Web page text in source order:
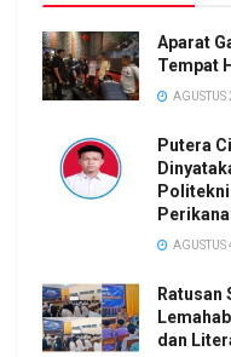
Aparat
Tempat
AGUSTUS
Putera
AGUSTUS
Ratusan
dan